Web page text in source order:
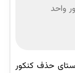
واحد
حذف کنکور